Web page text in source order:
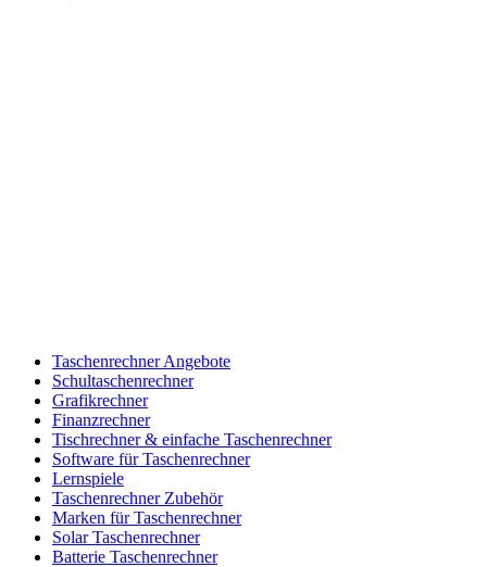
Taschenrechner Angebote
Schultaschenrechner
Grafikrechner
Finanzrechner
Tischrechner & einfache Taschenrechner
Software für Taschenrechner
Lernspiele
Taschenrechner Zubehör
Marken für Taschenrechner
Solar Taschenrechner
Batterie Taschenrechner